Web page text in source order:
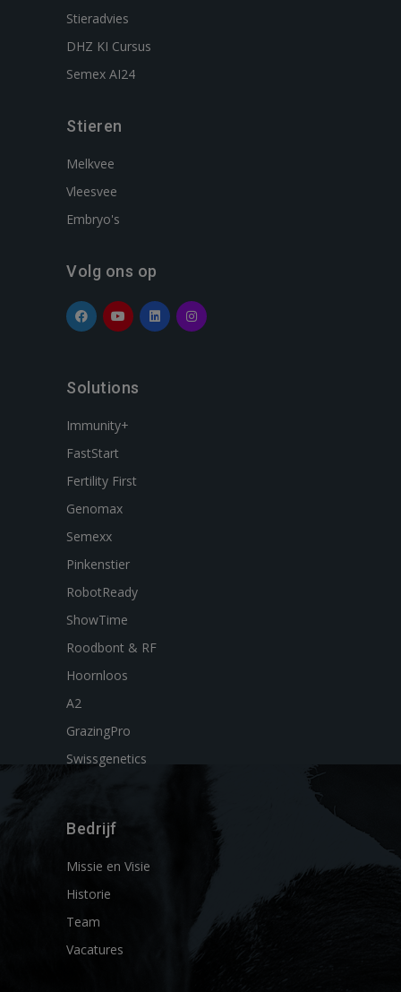
Stieradvies
DHZ KI Cursus
Semex AI24
Stieren
Melkvee
Vleesvee
Embryo's
Volg ons op
Solutions
Immunity+
FastStart
Fertility First
Genomax
Semexx
Pinkenstier
RobotReady
ShowTime
Roodbont & RF
Hoornloos
A2
GrazingPro
Swissgenetics
Bedrijf
Missie en Visie
Historie
Team
Vacatures